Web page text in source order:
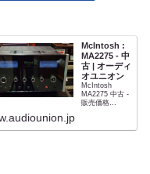
McIntosh :
MA2275 - 中
古 | オーディ
オユニオン
McIntosh
MA2275 中古 -
販売価格